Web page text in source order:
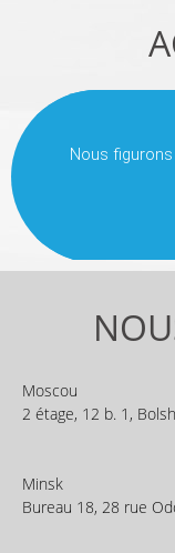
Nous
Moscou
2 étage, 12 b. 1,
Minsk
Bureau 18, 28 rue